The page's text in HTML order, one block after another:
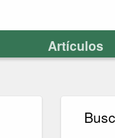
Artículos